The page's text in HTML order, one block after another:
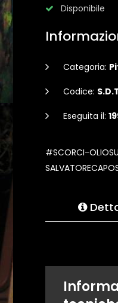
Disponibile
Categoria:
Codice:
Eseguita il:
#SCORCI-